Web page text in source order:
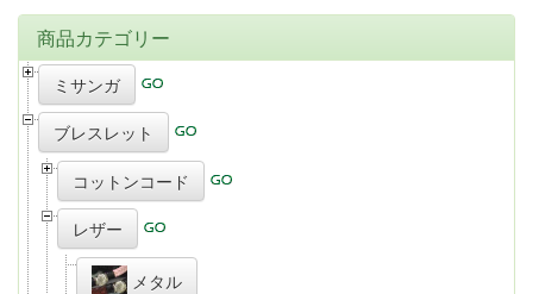
商品カテゴリー
ミサンガ
ブレスレット
コットンコード
レザー
メタル